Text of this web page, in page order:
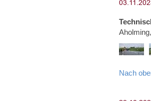
Nach